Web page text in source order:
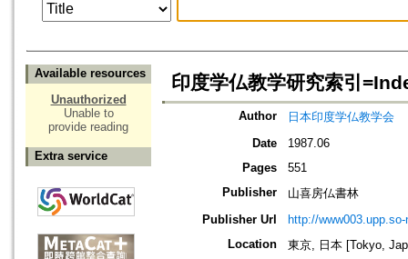
Available resources
Unauthorized
Unable to
provide reading
Extra service
印度学仏教学研究索引
Author
日本印度学仏教学会
Date
1987.06
Pages
551
Publisher
山喜房仏書林
Publisher Url
http://
Location
東京, 日本 [Tokyo,